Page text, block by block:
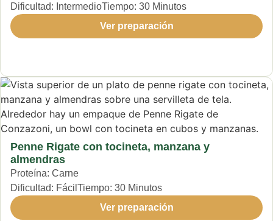
Dificultad: IntermedioTiempo: 30 Minutos
Ver preparación
Penne Rigate con tocineta, manzana y
almendras
Proteína: Carne
Dificultad: Fácil Tiempo: 30 Minutos
Ver preparación